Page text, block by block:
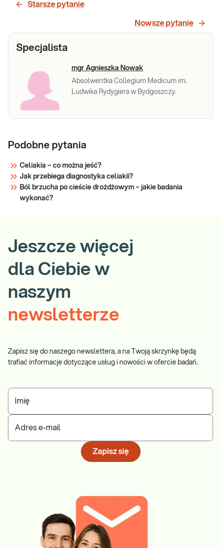
Starsze pytanie
Nowsze pytanie
Specjalista
mgr Agnieszka Nowak
Absolwentka Collegium Medicum im.
Ludwika Rydygiera w Bydgoszczy.
Podobne pytania
Celiakia – co można jeść?
Jak przebiega diagnostyka celiakii?
Ból brzucha po cieście drożdżowym – jakie badania
wykonać?
Jeszcze więcej
dla Ciebie w
naszym
newsletterze
Zapisz się do naszego newslettera, a na Twoją skrzynkę będą
trafiać informacje dotyczące usług i nowości w ofercie badań.
Imię
Adres e-mail
Zapisz się